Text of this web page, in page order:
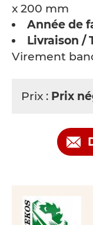
x 200 mm
Année de
Livraison /
Virement
Prix : Prix